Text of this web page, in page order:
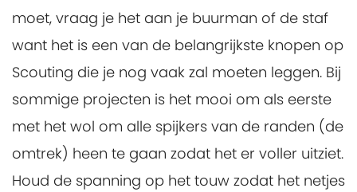
moet, vraag je het aan je buurman of de staf
want het is een van de belangrijkste knopen op
Scouting die je nog vaak zal moeten leggen. Bij
sommige projecten is het mooi om als eerste
met het wol om alle spijkers van de randen (de
omtrek) heen te gaan zodat het er voller uitziet.
Houd de spanning op het touw zodat het netjes